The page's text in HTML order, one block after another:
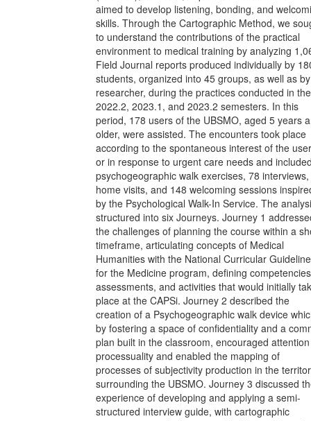
aimed to develop listening, bonding, and
skills. Through the Cartographic Method, we
to understand the contributions of the practical
environment to medical training by analyzing
Field Journal reports produced individually by
students, organized into 45 groups, as well as
researcher, during the practices conducted in the
2022.2, 2023.1, and 2023.2 semesters. In this
period, 178 users of the UBSMO, aged 5 years
older, were assisted. The encounters took place
according to the spontaneous interest of the
or in response to urgent care needs and
psychogeographic walk exercises, 78
home visits, and 148 welcoming sessions
by the Psychological Walk-In Service. The
structured into six Journeys. Journey 1
the challenges of planning the course within a
timeframe, articulating concepts of Medical
Humanities with the National Curricular
for the Medicine program, defining
assessments, and activities that would initially
place at the CAPSi. Journey 2 described the
creation of a Psychogeographic walk device
by fostering a space of confidentiality and a
plan built in the classroom, encouraged
processuality and enabled the mapping of
processes of subjectivity production in the
surrounding the UBSMO. Journey 3 discussed
experience of developing and applying a semi-
structured interview guide, with cartographic